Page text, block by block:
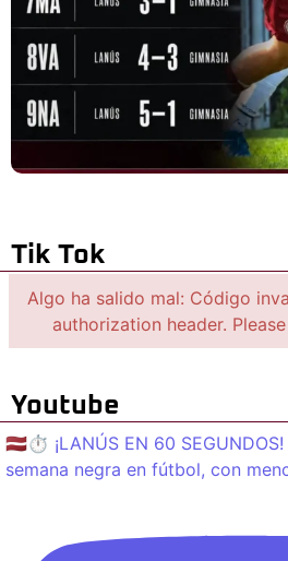
Tik Tok
Algo ha salido mal: Código
authorization header.
Youtube
🇱🇻⏱️ ¡LANÚS EN 60
semana negra en fútbol, con